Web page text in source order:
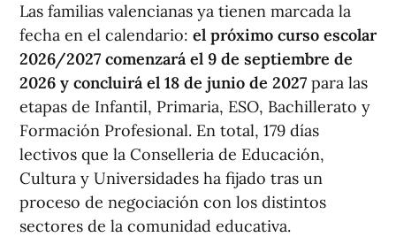
Las familias valencianas ya tienen marcada la
fecha en el calendario: el próximo curso escolar
2026/2027 comenzará el 9 de septiembre de
2026 y concluirá el 18 de junio de 2027 para las
etapas de Infantil, Primaria, ESO, Bachillerato y
Formación Profesional. En total, 179 días
lectivos que la Conselleria de Educación,
Cultura y Universidades ha fijado tras un
proceso de negociación con los distintos
sectores de la comunidad educativa.